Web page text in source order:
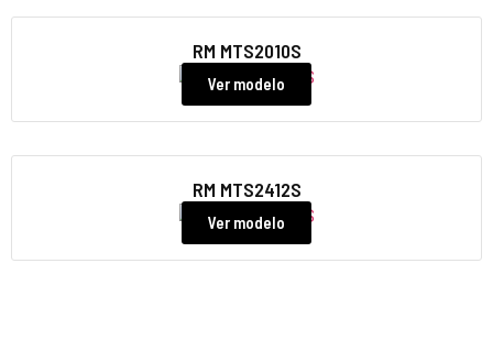
RM MTS2010S
Ver modelo
RM MTS2412S
Ver modelo